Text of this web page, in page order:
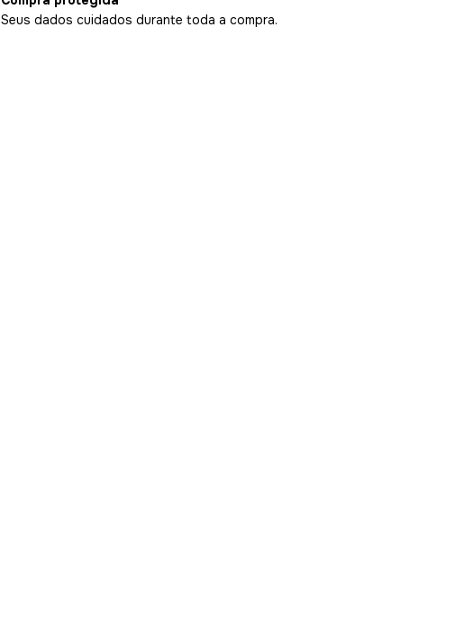
Seus dados cuidados durante toda a compra.